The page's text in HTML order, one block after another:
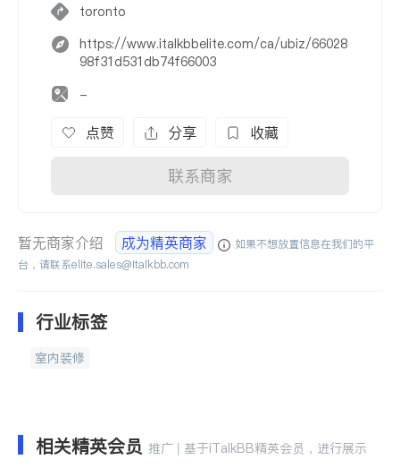
toronto
https://www.italkbbelite.com/ca/ubiz/66028
98f31d531db74f66003
-
点赞 分享 收藏
联系商家
暂无商家介绍 成为精英商家
如果不想放置信息在我们的平
台，请联系elite.sales@italkbb.com
行业标签
室内装修
相关精英会员 推广 | 基于iTalkBB精英会员，进行展示